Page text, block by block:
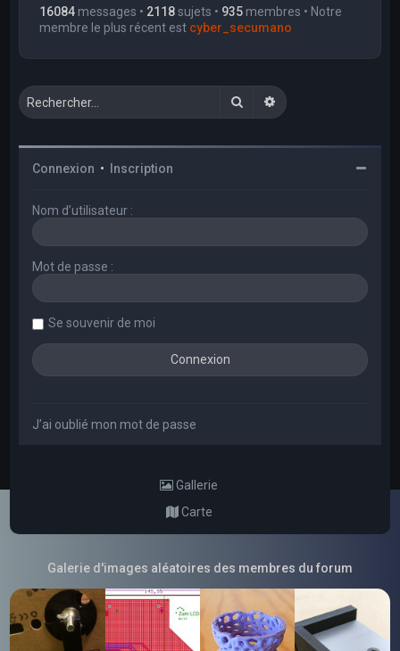
16084 messages • 2118sujets • 935 membres • Notre
membre le plus récent est cyber_secumano
RechercherRecherche avancée
Connexion • Inscription
Nom d’utilisateur :
Mot de passe :
Se souvenir de moi
J’ai oublié mon mot de passe
Gallerie
Carte
Galerie d'images aléatoires des membres du forum